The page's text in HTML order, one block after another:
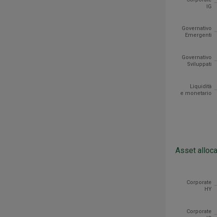
Asset
IG
Governativo
Emergenti
Governativo
Sviluppati
Liquidità
e monetario
Asset
Corporate
Corporate
HY
Corporate